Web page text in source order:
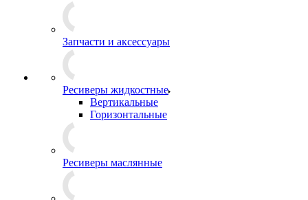
Запчасти и аксессуары
Ресиверы жидкостные
Вертикальные
Горизонтальные
Ресиверы маслянные